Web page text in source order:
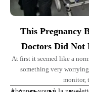
This Pregnancy
Doctors Did Not
At first it seemed like a
something very
monitor,